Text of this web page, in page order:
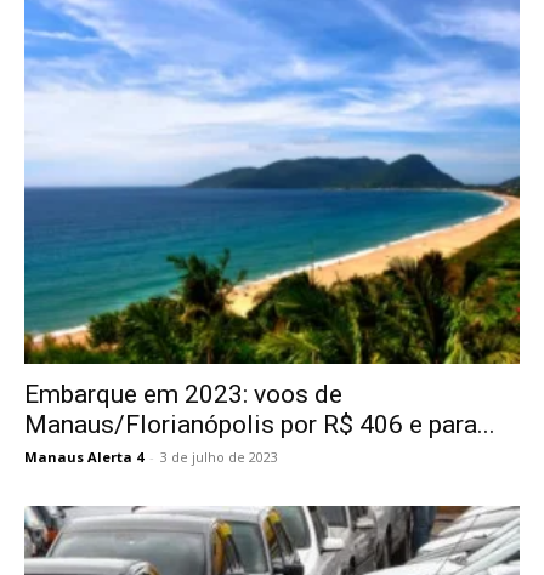
Embarque em 2023: voos de
Manaus/Florianópolis por R$ 406 e para...
Manaus Alerta 4 - 3 de julho de 2023